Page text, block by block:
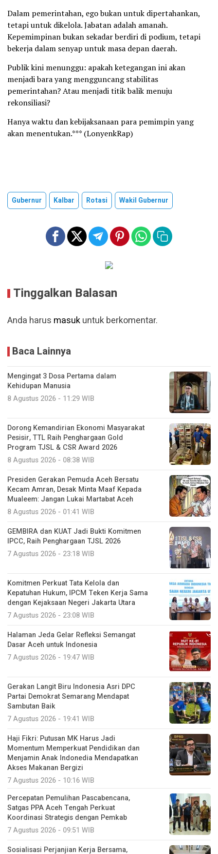
Dalam pemerintahan, ego bukan untuk dipertahankan,
tetapi untuk dikelola. Jabatan adalah amanah.
Kepemimpinan bukan sekadar berdiri di podium, tetapi
bekerja dalam senyap untuk masa depan daerah.
Publik kini menunggu: apakah ketegangan ini akan
menjadi bara yang mengguncang stabilitas
pemerintahan? Atau menjadi titik balik menuju
rekonsiliasi?
Hanya waktu dan kebijaksanaan para pemimpin yang
akan menentukan.*** (LonyenkRap)
Gubernur Kalbar Rotasi Wakil Gubernur
Tinggalkan Balasan
Anda harus masukuntuk berkomentar.
Baca Lainnya
Mengingat 3 Dosa Pertama dalam
Kehidupan Manusia
8 Agustus 2026 - 11:29 WIB
Dorong Kemandirian Ekonomi Masyarakat
Pesisir, TTL Raih Penghargaan Gold
Program TJSL & CSR Award 2026
8 Agustus 2026 - 08:38 WIB
Presiden Gerakan Pemuda Aceh Bersatu
Kecam Amran, Desak Minta Maaf Kepada
Mualeem: Jangan Lukai Martabat Aceh
8 Agustus 2026 - 01:41 WIB
GEMBIRA dan KUAT Jadi Bukti Komitmen
IPCC, Raih Penghargaan TJSL 2026
7 Agustus 2026 - 23:18 WIB
Komitmen Perkuat Tata Kelola dan
Kepatuhan Hukum, IPCM Teken Kerja Sama
dengan Kejaksaan Negeri Jakarta Utara
7 Agustus 2026 - 23:08 WIB
Halaman Jeda Gelar Refleksi Semangat
Dasar Aceh untuk Indonesia
7 Agustus 2026 - 19:47 WIB
Gerakan Langit Biru Indonesia Asri DPC
Partai Demokrat Semarang Mendapat
Sambutan Baik
7 Agustus 2026 - 19:41 WIB
Haji Fikri: Putusan MK Harus Jadi
Momentum Memperkuat Pendidikan dan
Menjamin Anak Indonedia Mendapatkan
Akses Makanan Bergizi
7 Agustus 2026 - 10:16 WIB
Percepatan Pemulihan Pascabencana,
Satgas PPA Aceh Tengah Perkuat
Koordinasi Strategis dengan Pemkab
7 Agustus 2026 - 09:51 WIB
Sosialisasi Perjanjian Kerja Bersama,